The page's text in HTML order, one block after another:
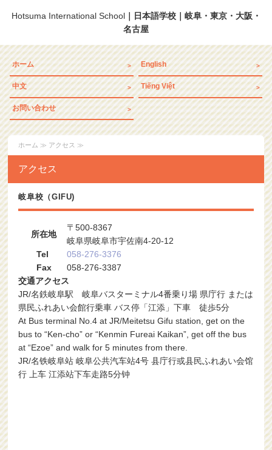
Hotsuma International School｜日本語学校｜岐阜・東京・大阪・
名古屋
ホーム English
中文 Tiếng Việt
お問い合わせ
ホーム ≫ アクセス ≫
アクセス
岐阜校（GIFU)
所在地
〒500-8367
岐阜県岐阜市宇佐南4-20-12
Tel
058-276-3376
Fax
058-276-3387
交通アクセス
JR/名鉄岐阜駅 岐阜バスターミナル4番乗り場 県庁行 または
県民ふれあい会館行乗車 バス停「江添」下車 徒歩5分
At Bus terminal No.4 at JR/Meitetsu Gifu station, get on the
bus to “Ken-cho” or “Kenmin Fureai Kaikan”, get off the bus
at “Ezoe” and walk for 5 minutes from there.
JR/名铁岐阜站 岐阜公共汽车站4号 县庁行或县民ふれあい会馆
行 上车 江添站下车走路5分钟